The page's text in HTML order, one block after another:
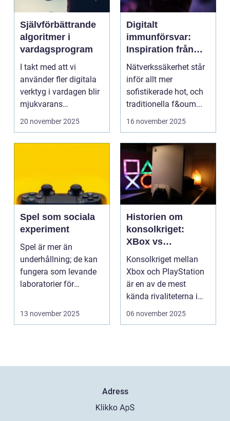
Självförbättrande
algoritmer i
vardagsprogram
I takt med att vi
använder fler digitala
verktyg i vardagen blir
mjukvarans
anpassningsför...
20 november 2025
Digitalt
immunförsvar:
Inspiration från
biologiska system
för att stärka
nätverkssäkerhet
Nätverkssäkerhet står
inför allt mer
sofistikerade hot, och
traditionella f&oum...
16 november 2025
Spel som sociala
experiment
Spel är mer än
underhållning; de kan
fungera som levande
laboratorier för
13 november 2025
Historien om
konsolkriget:
XBox vs
PlayStation
Konsolkriget mellan
Xbox och PlayStation
är en av de mest
kända rivaliteterna i
spelvä...
06 november 2025
Adress